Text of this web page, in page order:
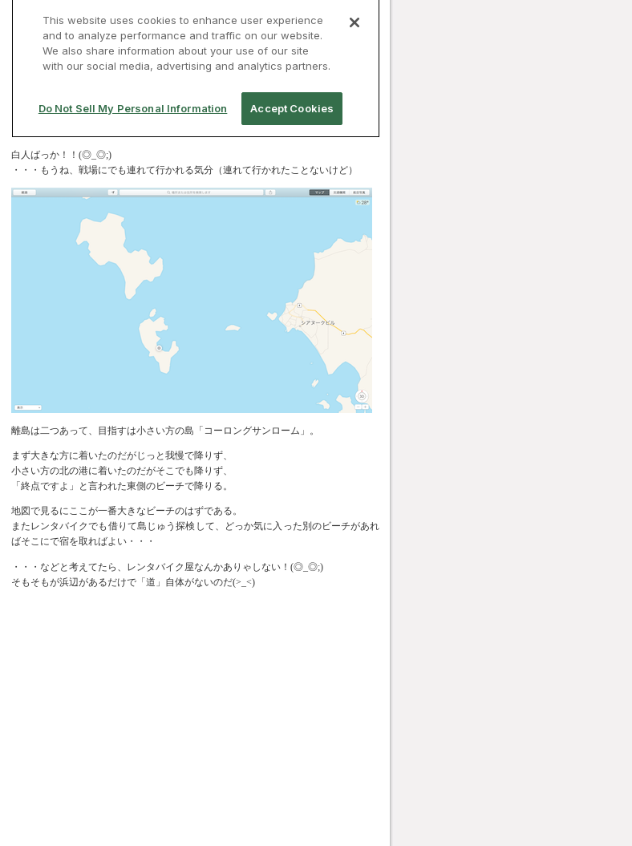
白人ばっか！！(◎_◎;)
・・・もうね、戦場にでも連れて行かれる気分（連れて行かれたことないけど）
離島は二つあって、目指すは小さい方の島「コーロングサンローム」。
まず大きな方に着いたのだがじっと我慢で降りず、
小さい方の北の港に着いたのだがそこでも降りず、
「終点ですよ」と言われた東側のビーチで降りる。
地図で見るにここが一番大きなビーチのはずである。
またレンタバイクでも借りて島じゅう探検して、どっか気に入った別のビーチがあれ
ばそこにで宿を取ればよい・・・
・・・などと考えてたら、レンタバイク屋なんかありゃしない！(◎_◎;)
そもそもが浜辺があるだけで「道」自体がないのだ(>_<)